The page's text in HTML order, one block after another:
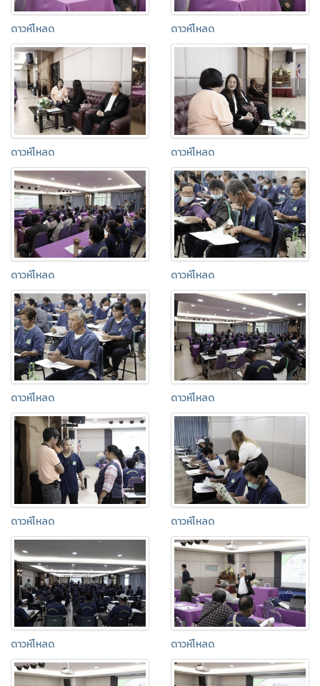
ดาวห์โหลด ดาวห์โหลด
ดาวห์โหลด ดาวห์โหลด
ดาวห์โหลด ดาวห์โหลด
ดาวห์โหลด ดาวห์โหลด
ดาวห์โหลด ดาวห์โหลด
ดาวห์โหลด ดาวห์โหลด